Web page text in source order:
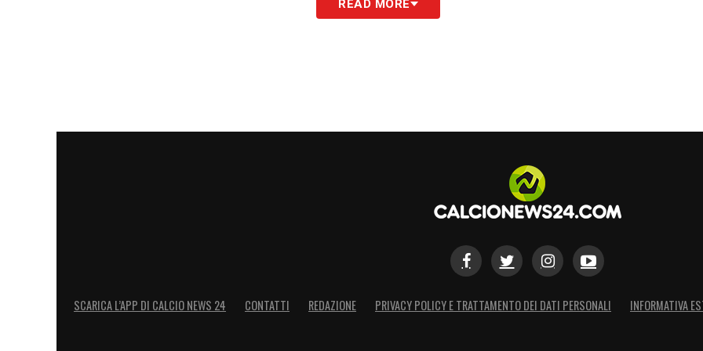
14′ Ritmi molto blandi, ancora nessuna occasione degna di nota
33′ Si gira bene Trossard al limite, ma il sinistro è un paio di metri oltre la traversa.
37′ De Bruyne inventa per Lukaku ma il colpo di testa del giocatore dell’ Inter
braccia di Hradecky
READ MORE
SCARICA L’APP DI CALCIO NEWS 24 CONTATTI REDAZIONE PRIVACY POLICY E TRATTAMENTO DEI DATI PERSONALI INFORMATIVA